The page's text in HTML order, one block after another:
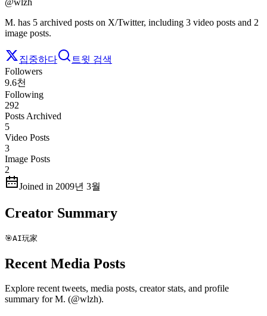
M. has 5 archived posts on X/Twitter, including 3 video posts and 2
image posts.
집중하다
트윗 검색
Followers
9.6천
Following
292
Posts Archived
5
Video Posts
3
Image Posts
2
Joined in 2009년 3월
Creator Summary
🎯AI玩家
Recent Media Posts
Explore recent tweets, media posts, creator stats, and profile
summary for M. (@wlzh).